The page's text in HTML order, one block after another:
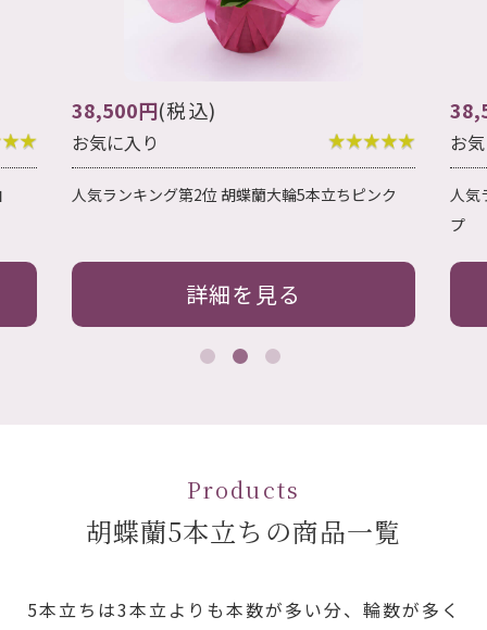
ンク
38,500円(税込)
お気に入り
人気ランキング第3位 胡蝶蘭大輪5本立ち 赤リッ
詳細を見る
Products
胡蝶蘭5本立ちの商品一覧
5本立ちは3本立よりも本数が多い分、輪数が多く